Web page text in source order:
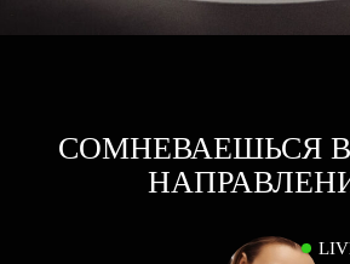
СОМНЕВАЕШЬСЯ